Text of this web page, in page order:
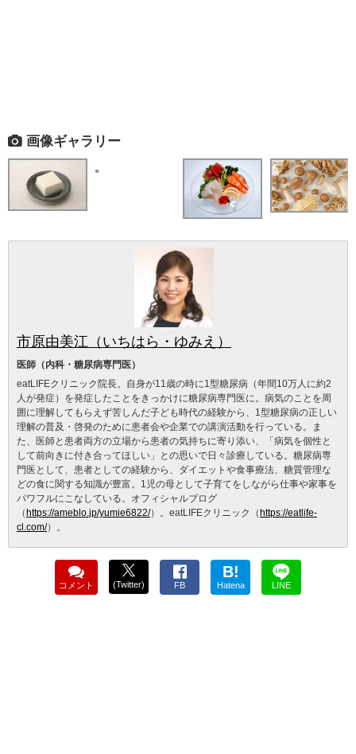
画像ギャラリー
市原由美江（いちはら・ゆみえ）
医師（内科・糖尿病専門医）
eatLIFEクリニック院長。自身が11歳の時に1型糖尿病（年間10万人に約2
人が発症）を発症したことをきっかけに糖尿病専門医に。病気のことを周
囲に理解してもらえず苦しんだ子ども時代の経験から、1型糖尿病の正しい
理解の普及・啓発のために患者会や企業での講演活動を行っている。ま
た、医師と患者両方の立場から患者の気持ちに寄り添い、「病気を個性と
して前向きに付き合ってほしい」との思いで日々診療している。糖尿病専
門医として、患者としての経験から、ダイエットや食事療法、糖質管理な
どの食に関する知識が豊富。1児の母として子育てをしながら仕事や家事を
パワフルにこなしている。オフィシャルブログ
（ https://ameblo.jp/yumie6822/）。eatLIFEクリニック（ https://eatlife-
cl.com/）。
コメント (Twitter) FB
B!
Hatena LINE